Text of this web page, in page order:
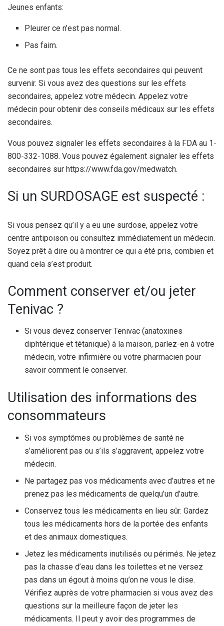
Jeunes enfants:
Pleurer ce n’est pas normal.
Pas faim.
Ce ne sont pas tous les effets secondaires qui peuvent
survenir. Si vous avez des questions sur les effets
secondaires, appelez votre médecin. Appelez votre
médecin pour obtenir des conseils médicaux sur les effets
secondaires.
Vous pouvez signaler les effets secondaires à la FDA au 1-
800-332-1088. Vous pouvez également signaler les effets
secondaires sur https://www.fda.gov/medwatch.
Si un SURDOSAGE est suspecté :
Si vous pensez qu’il y a eu une surdose, appelez votre
centre antipoison ou consultez immédiatement un médecin.
Soyez prêt à dire ou à montrer ce qui a été pris, combien et
quand cela s’est produit.
Comment conserver et/ou jeter
Tenivac ?
Si vous devez conserver Tenivac (anatoxines
diphtérique et tétanique) à la maison, parlez-en à votre
médecin, votre infirmière ou votre pharmacien pour
savoir comment le conserver.
Utilisation des informations des
consommateurs
Si vos symptômes ou problèmes de santé ne
s’améliorent pas ou s’ils s’aggravent, appelez votre
médecin.
Ne partagez pas vos médicaments avec d’autres et ne
prenez pas les médicaments de quelqu’un d’autre.
Conservez tous les médicaments en lieu sûr. Gardez
tous les médicaments hors de la portée des enfants
et des animaux domestiques.
Jetez les médicaments inutilisés ou périmés. Ne jetez
pas la chasse d’eau dans les toilettes et ne versez
pas dans un égout à moins qu’on ne vous le dise.
Vérifiez auprès de votre pharmacien si vous avez des
questions sur la meilleure façon de jeter les
médicaments. Il peut y avoir des programmes de